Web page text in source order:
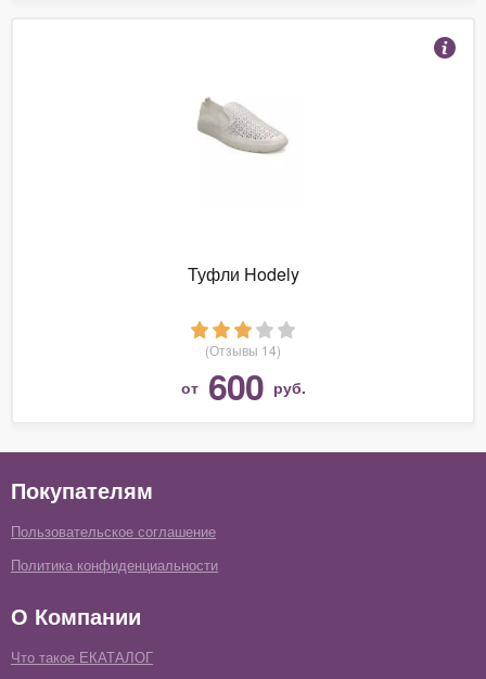
Туфли Hodely
(Отзывы 14)
от 600 руб.
Покупателям
Пользовательское соглашение
Политика конфиденциальности
О Компании
Что такое ЕКАТАЛОГ